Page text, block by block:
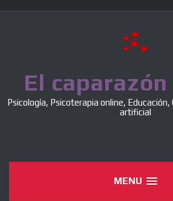
El
Psicología, Psicoterapia online,
artificial
MENU